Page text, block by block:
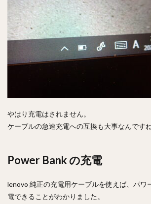
やはり充電はされません。
ケーブルの急速充電への互換も大事なんですね
Power Bank の充電
lenovo 純正の充電用ケーブルを使えば、パワ
電できることがわかりました。